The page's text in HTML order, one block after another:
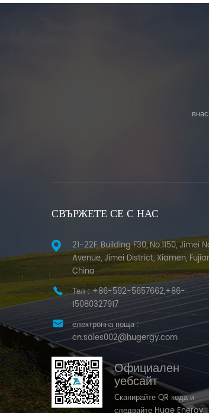
СВЪРЖЕТЕ СЕ С НАС
21-22F, Building F30, No.1150, Jimei
Avenue, Jimei District, Xiamen,
China
Тел :+86-592-5657662,+86-
15080327917
електронна поща :
cn.sales002@hugergy.com
Официален
уебсайт
Сканирайте QR кода и